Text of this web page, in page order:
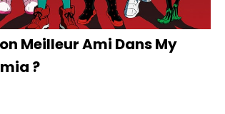
Meilleur Ami Dans My
?